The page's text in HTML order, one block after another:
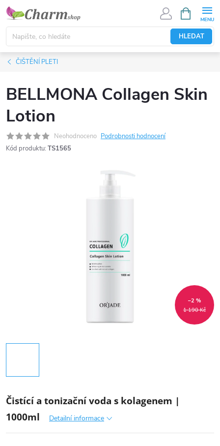
Přejít
obsah
HLEDAT
NÁKUPNÍ
KOŠÍK
ČIŠTĚNÍ PLETI
BELLMONA Collagen Skin
Lotion
Neohodnoceno Podrobnosti hodnocení
Kód produktu: TS1565
1 190 Kč
–2 %
Čistící a tonizační voda s kolagenem |
1000ml
Detailní informace